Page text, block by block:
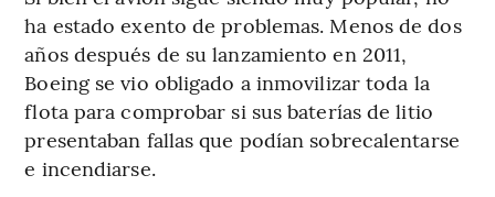
ha estado exento de problemas. Menos de dos
años después de su lanzamiento en 2011,
Boeing se vio obligado a inmovilizar toda la
flota para comprobar si sus baterías de litio
presentaban fallas que podían sobrecalentarse
e incendiarse.